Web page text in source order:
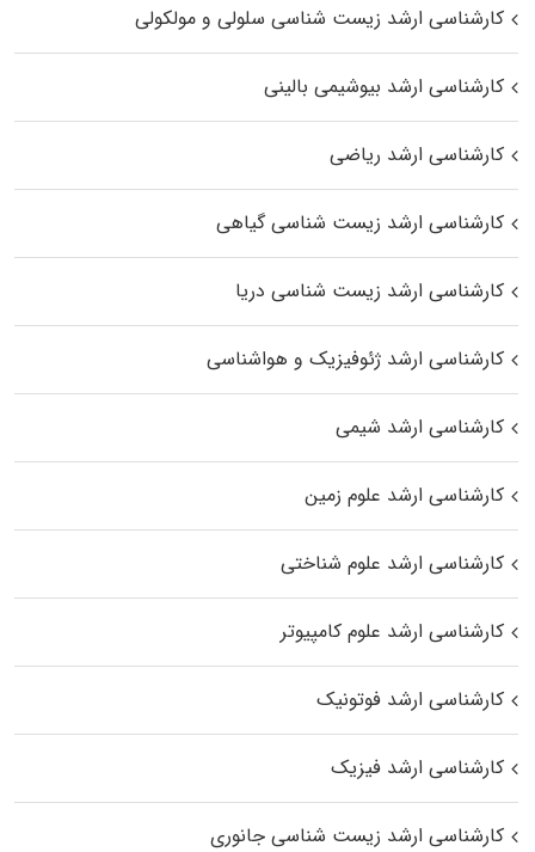
کارشناسی ارشد زیست شناسی سلولی و مولکولی
کارشناسی ارشد بیوشیمی بالینی
کارشناسی ارشد ریاضی
کارشناسی ارشد زیست‌ شناسی گیاهی
کارشناسی ارشد زیست‌ شناسی دریا
کارشناسی ارشد ژئوفیزیک و هواشناسی
کارشناسی ارشد شیمی
کارشناسی ارشد علوم زمین
کارشناسی ارشد علوم شناختی
کارشناسی ارشد علوم کامپیوتر
کارشناسی ارشد فوتونیک
کارشناسی ارشد فیزیک
کارشناسی ارشد زیست‌ شناسی جانوری